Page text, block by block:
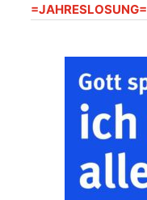
=JAHRESLOSUNG=